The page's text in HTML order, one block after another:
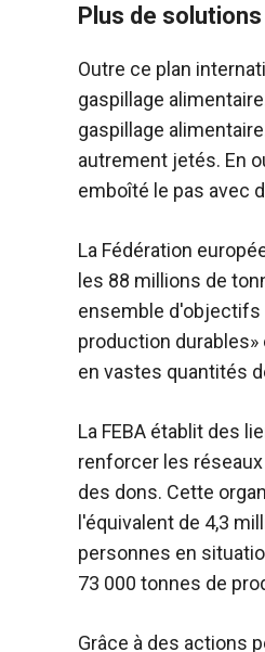
Plus de solutions
Outre ce plan
gaspillage
gaspillage
autrement jetés. En
emboîté le pas avec
La Fédération
les 88 millions de
ensemble d'objectifs
production
en vastes quantités
La FEBA établit des
renforcer les
des dons. Cette
l'équivalent de 4,3
personnes en
73 000 tonnes de
Grâce à des actions